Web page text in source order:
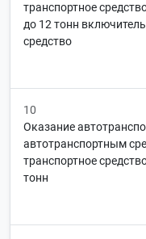
транспортное
до 12 тонн
средство
10
Оказание
автотранспортным
транспортное
тонн